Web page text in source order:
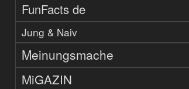
FunFacts de
Jung & Naiv
Meinungsmache
MiGAZIN